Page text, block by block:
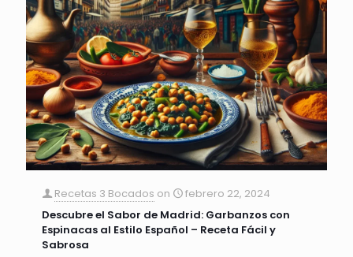
Recetas 3 Bocados on
febrero 22, 2024
Descubre el Sabor de Madrid: Garbanzos con
Espinacas al Estilo Español – Receta Fácil y
Sabrosa